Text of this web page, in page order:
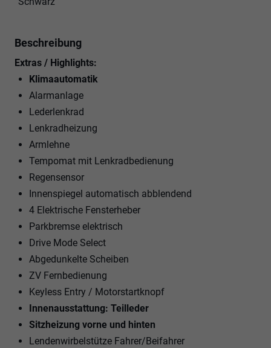
Beschreibung
Extras / Highlights:
Klimaautomatik
Alarmanlage
Lederlenkrad
Lenkradheizung
Armlehne
Tempomat mit Lenkradbedienung
Regensensor
Innenspiegel automatisch abblendend
4 Elektrische Fensterheber
Parkbremse elektrisch
Drive Mode Select
Abgedunkelte Scheiben
ZV Fernbedienung
Keyless Entry / Motorstartknopf
Innenausstattung: Teilleder
Sitzheizung vorne und hinten
Lendenwirbelstütze Fahrer/Beifahrer